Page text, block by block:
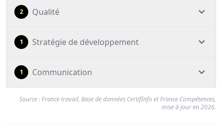
2 Qualité
1 Stratégie de développement
1 Communication
Source : France travail, Base de données CertifInfo et France Compétences,
mise à jour en 2026.